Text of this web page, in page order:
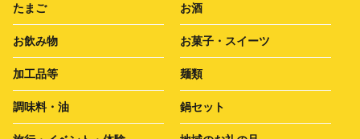
たまご お酒
お飲み物 お菓子・スイーツ
加工品等 麺類
調味料・油 鍋セット